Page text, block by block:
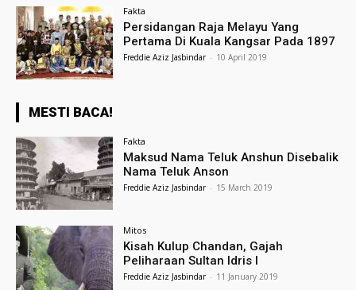
Fakta
Persidangan Raja Melayu Yang
Pertama Di Kuala Kangsar Pada 1897
Freddie Aziz Jasbindar - 10 April 2019
MESTI BACA!
Fakta
Maksud Nama Teluk Anshun Disebalik
Nama Teluk Anson
Freddie Aziz Jasbindar - 15 March 2019
Mitos
Kisah Kulup Chandan, Gajah
Peliharaan Sultan Idris I
Freddie Aziz Jasbindar - 11 January 2019